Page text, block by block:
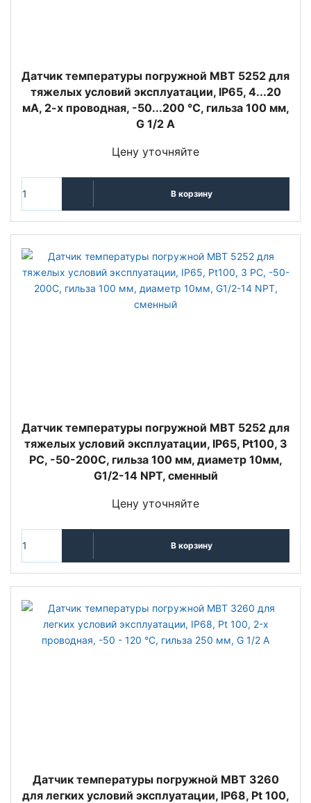
Датчик температуры погружной MBT 5252 для
тяжелых условий эксплуатации, IP65, 4...20
мА, 2-х проводная, -50...200 °C, гильза 100 мм,
G 1/2 А
Цену уточняйте
В корзину
Датчик температуры погружной MBT 5252 для
тяжелых условий эксплуатации, IP65, Pt100, 3
РС, -50-200C, гильза 100 мм, диаметр 10мм,
G1/2-14 NPT, сменный
Цену уточняйте
В корзину
Датчик температуры погружной MBT 3260
для легких условий эксплуатации, IP68, Pt 100,